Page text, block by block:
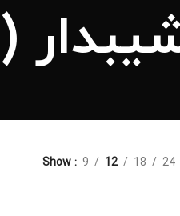
30 اسب بخار)
Show 9 12 18 24